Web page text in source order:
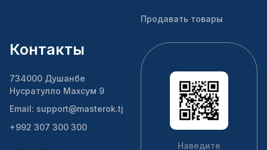
Продавать товары
Контакты
734000 Душанбе
Нусратулло Махсум 9
Email: support@masterok.tj
+992 307 300 300
Наведите